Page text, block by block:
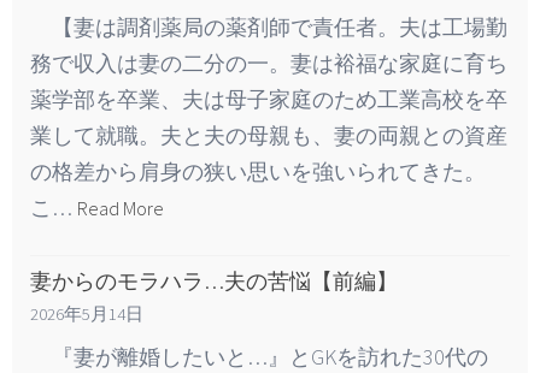
【妻は調剤薬局の薬剤師で責任者。夫は工場勤
務で収入は妻の二分の一。妻は裕福な家庭に育ち
薬学部を卒業、夫は母子家庭のため工業高校を卒
業して就職。夫と夫の母親も、妻の両親との資産
の格差から肩身の狭い思いを強いられてきた。
こ… Read More
妻からのモラハラ…夫の苦悩【前編】
2026年5月14日
『妻が離婚したいと…』とGKを訪れた30代の